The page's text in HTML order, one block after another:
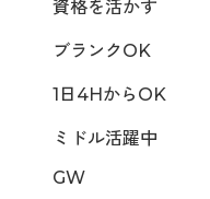
資格を活かす
ブランクOK
1日4HからOK
ミドル活躍中
GW